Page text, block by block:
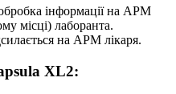
інформації на АРМ
місці) лаборанта.
на АРМ лікаря.
XL2: